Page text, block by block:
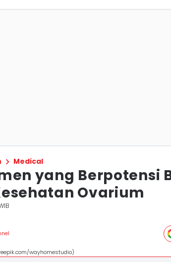
Medical
yang Berpotensi
Ovarium
wayhomestudio)